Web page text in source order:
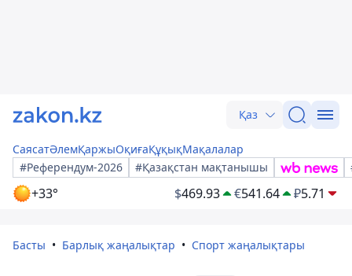
Қаз
СаясатӘлемҚаржыОқиғаҚұқықМақалалар
#Референдум-2026
#Қазақстан мақтанышы
+33° $469.93 €541.64 ₽5.71
Басты Барлық жаңалықтар Спорт жаңалықтары